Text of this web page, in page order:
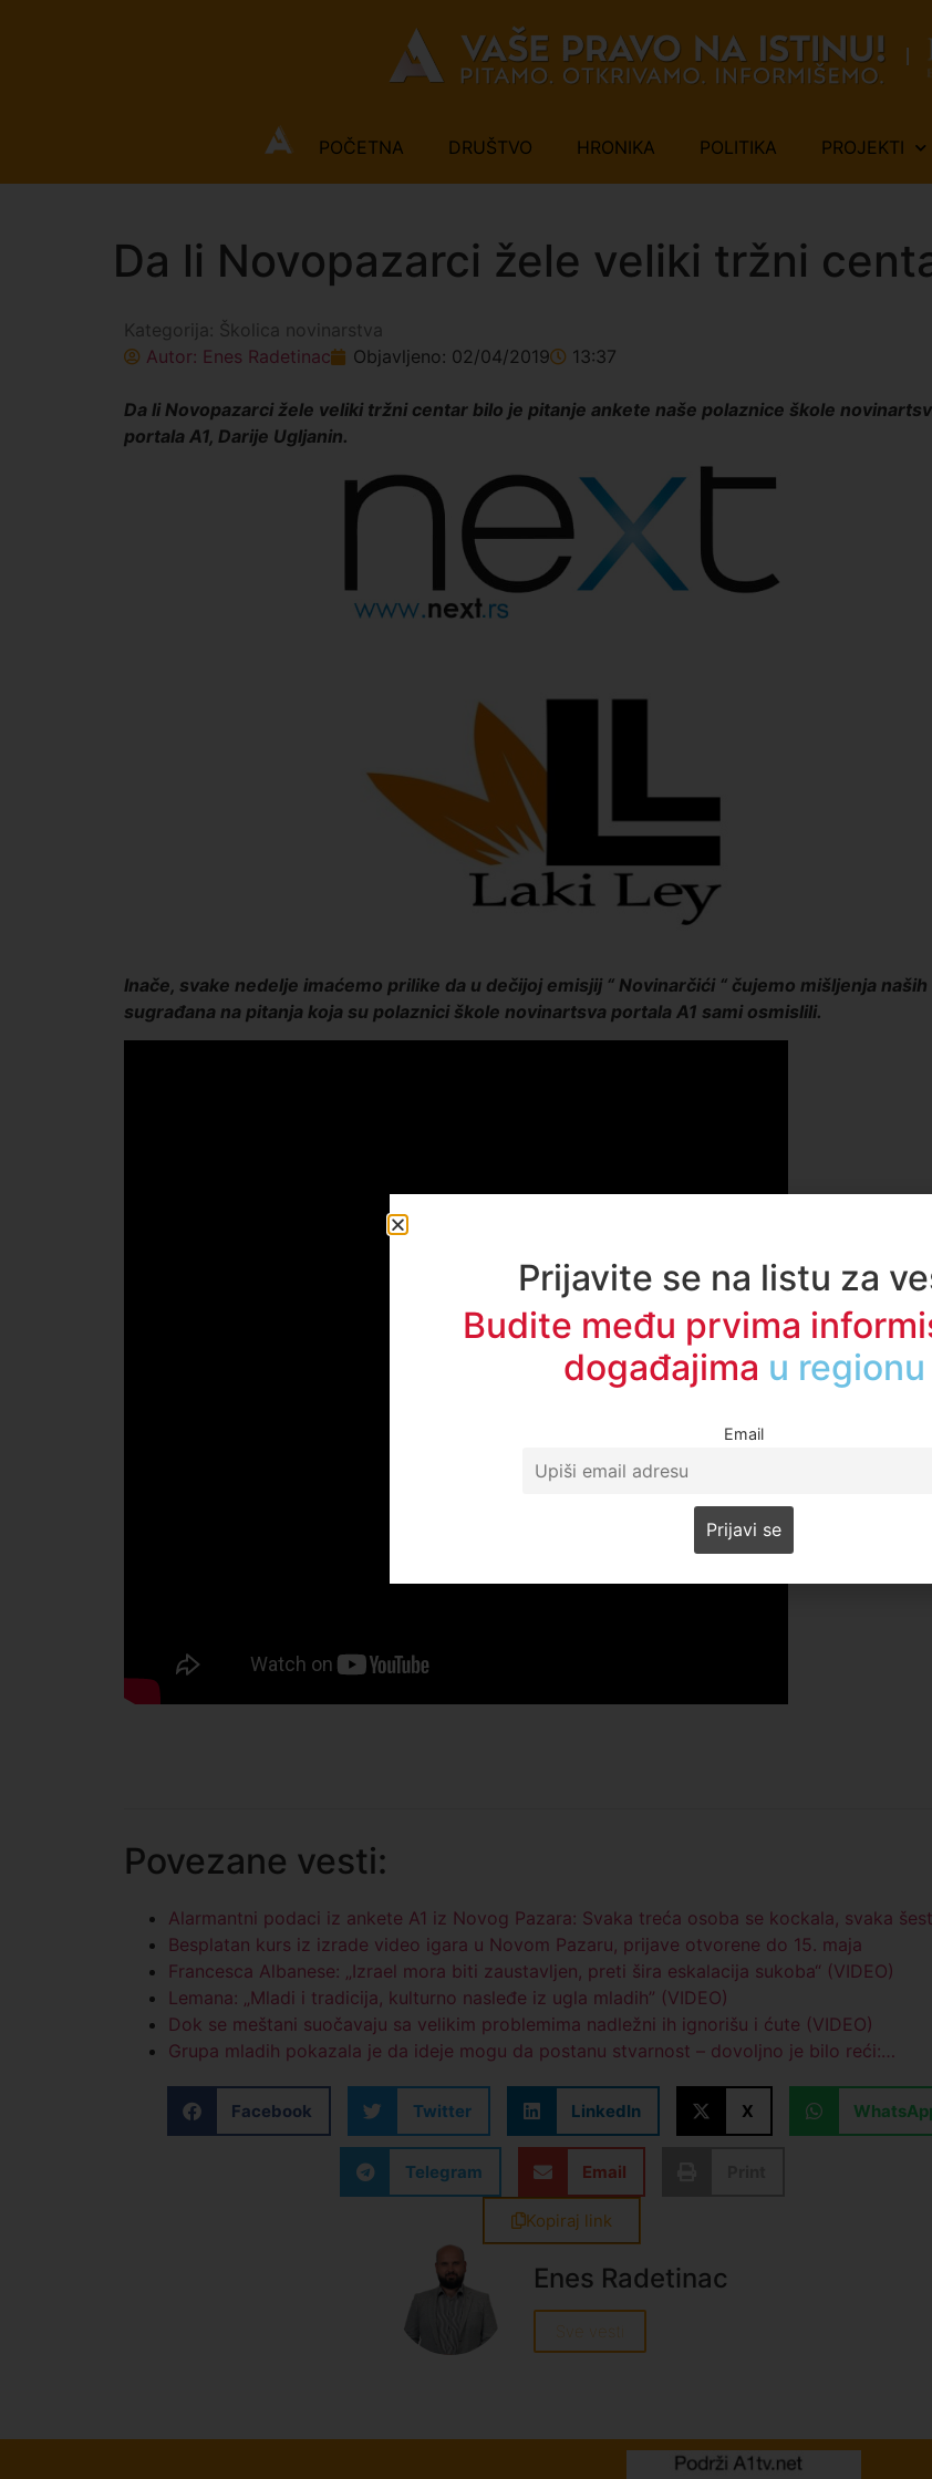
POČETNA DRUŠTVO HRONIKA POLITIKA PROJEKTI
Da li Novopazarci žele veliki tržni
Kategorija: Školica novinarstva
Autor: Enes Radetinac Objavljeno: 02/04/2019 13:37
Da li Novopazarci žele veliki tržni centar bilo je pitanje ankete naše polaznice škole
portala A1, Darije Ugljanin.
Inače, svake nedelje imaćemo prilike da u dečijoj emisjij “ Novinarčići “ čujemo mišljenja naših
sugrađana na pitanja koja su polaznici škole novinartsva portala A1 sami osmislili.
Povezane vesti:
Alarmantni podaci iz ankete A1 iz Novog Pazara: Svaka treća osoba se kockala, svaka
Besplatan kurs iz izrade video igara u Novom Pazaru, prijave otvorene do 15. maja
Francesca Albanese: „Izrael mora biti zaustavljen, preti šira eskalacija sukoba“ (VIDEO)
Lemana: „Mladi i tradicija, kulturno nasleđe iz ugla mladih” (VIDEO)
Dok se meštani suočavaju sa velikim problemima nadležni ih ignorišu i ćute (VIDEO)
Grupa mladih pokazala je da ideje mogu da postanu stvarnost – dovoljno je bilo reći:…
Facebook Twitter LinkedIn X
Telegram Email
Kopiraj link
Enes Radetinac
Sve vesti
Prijavite se na listu za
Budite među prvima
događajima u vašem
Email